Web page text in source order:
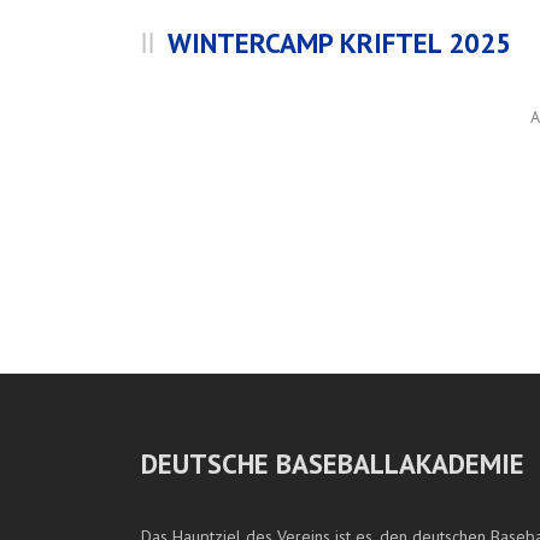
WINTERCAMP KRIFTEL 2025
DEUTSCHE BASEBALLAKADEMIE